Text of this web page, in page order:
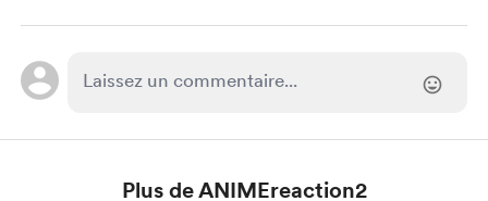
Plus de ANIMEreaction2